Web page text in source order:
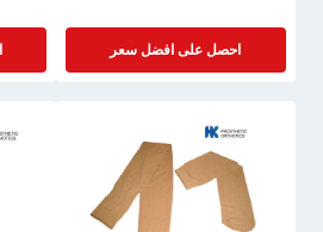
احصل على افضل سعر